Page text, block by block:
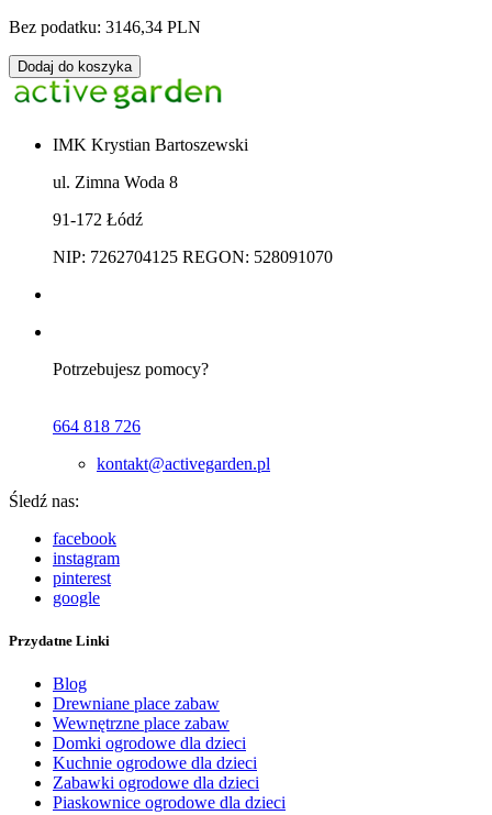
Bez podatku: 3146,34 PLN
Dodaj do koszyka
IMK Krystian Bartoszewski
ul. Zimna Woda 8
91-172 Łódź
NIP: 7262704125 REGON: 528091070
Potrzebujesz pomocy?
664 818 726
kontakt@activegarden.pl
Śledź nas:
facebook
instagram
pinterest
google
Przydatne Linki
Blog
Drewniane place zabaw
Wewnętrzne place zabaw
Domki ogrodowe dla dzieci
Kuchnie ogrodowe dla dzieci
Zabawki ogrodowe dla dzieci
Piaskownice ogrodowe dla dzieci